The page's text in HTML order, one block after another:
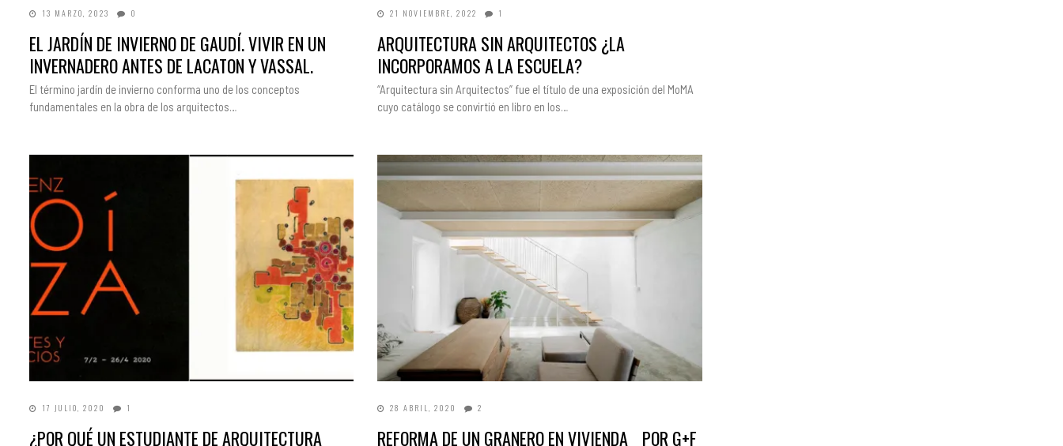
13 MARZO, 2023 0
EL JARDÍN DE INVIERNO DE GAUDÍ. VIVIR EN UN
INVERNADERO ANTES DE LACATON Y VASSAL.
El término jardín de invierno conforma uno de los conceptos
fundamentales en la obra de los arquitectos…
21 NOVIEMBRE, 2022 1
ARQUITECTURA SIN ARQUITECTOS ¿LA
INCORPORAMOS A LA ESCUELA?
“Arquitectura sin Arquitectos” fue el título de una exposición del MoMA
cuyo catálogo se convirtió en libro en los…
17 JULIO, 2020 1
¿POR QUÉ UN ESTUDIANTE DE ARQUITECTURA
28 ABRIL, 2020 2
REFORMA DE UN GRANERO EN VIVIENDA _ POR G+F